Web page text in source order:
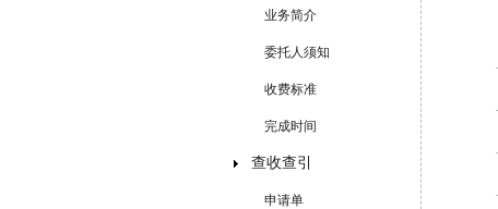
业务简介
委托人须知
收费标准
完成时间
查收查引
申请单